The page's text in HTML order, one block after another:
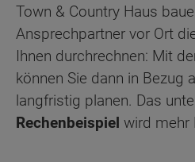
Town & Country Haus
Ansprechpartner vor Ort
Ihnen durchrechnen: Mit
können Sie dann in Bezug
langfristig planen. Das
Rechenbeispiel wird mehr